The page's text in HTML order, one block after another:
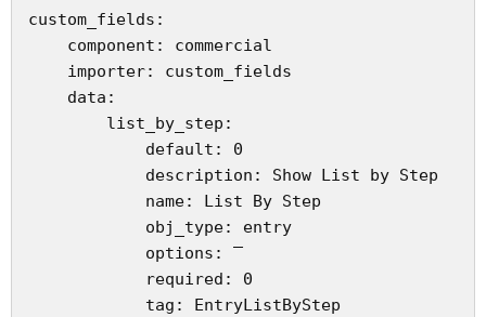
custom_fields:
    component: commercial
    importer: custom_fields
    data:
        list_by_step:
            default: 0
            description: Show List by Step
            name: List By Step
            obj_type: entry
            options: ‾
            required: 0
            tag: EntryListByStep